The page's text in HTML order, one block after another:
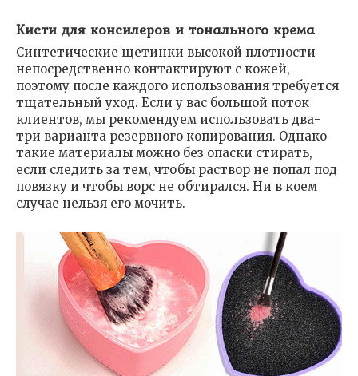
Кисти для консилеров и тонального крема
Синтетические щетинки высокой плотности
непосредственно контактируют с кожей,
поэтому после каждого использования требуется
тщательный уход. Если у вас большой поток
клиентов, мы рекомендуем использовать два-
три варианта резервного копирования. Однако
такие материалы можно без опаски стирать,
если следить за тем, чтобы раствор не попал под
повязку и чтобы ворс не обтирался. Ни в коем
случае нельзя его мочить.